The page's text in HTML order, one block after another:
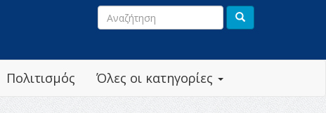
Όλες οι κατηγορίες
Πολιτισμός